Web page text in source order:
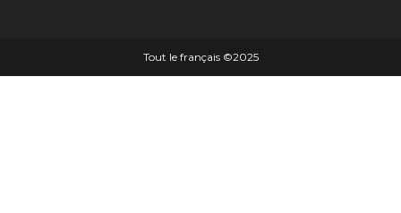
Tout le français ©️2025